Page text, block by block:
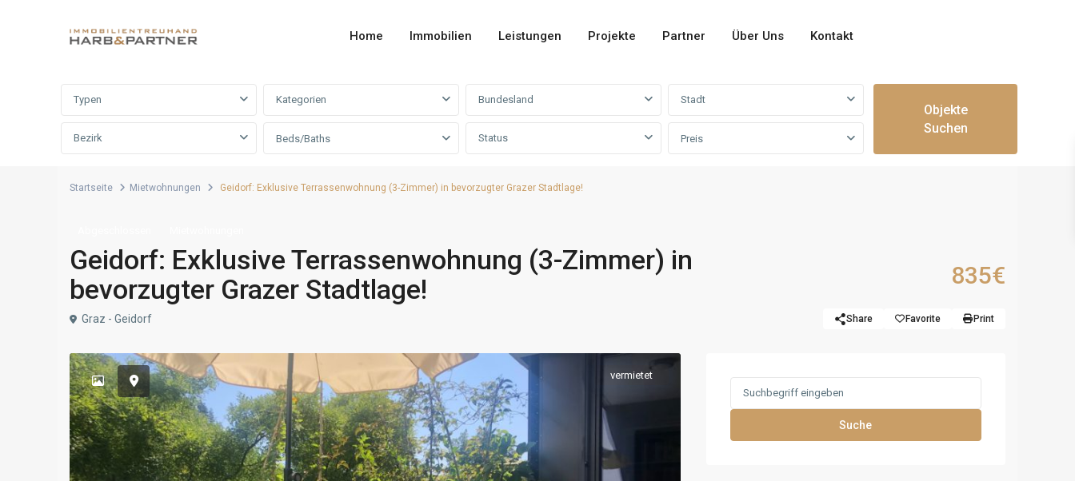
Home Immobilien Leistungen Projekte Partner Über Uns
Kontakt
Typen Kategorien Bundesland Stadt
Bezirk Beds/Baths Status Preis
Objekte
Suchen
Startseite Mietwohnungen Geidorf: Exklusive Terrassenwohnung (3-Zimmer) in bevorzugter Grazer Stadtlage!
Geidorf: Exklusive Terrassenwohnung (3-Zimmer) in
bevorzugter Grazer Stadtlage!
835€
Graz - Geidorf Share Favorite Print
vermietet
Search
Suche